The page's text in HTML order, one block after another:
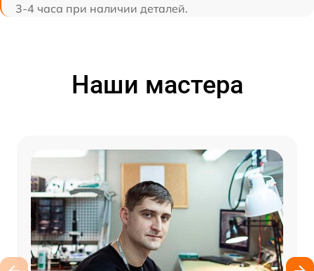
3-4 часа при наличии деталей.
Наши мастера